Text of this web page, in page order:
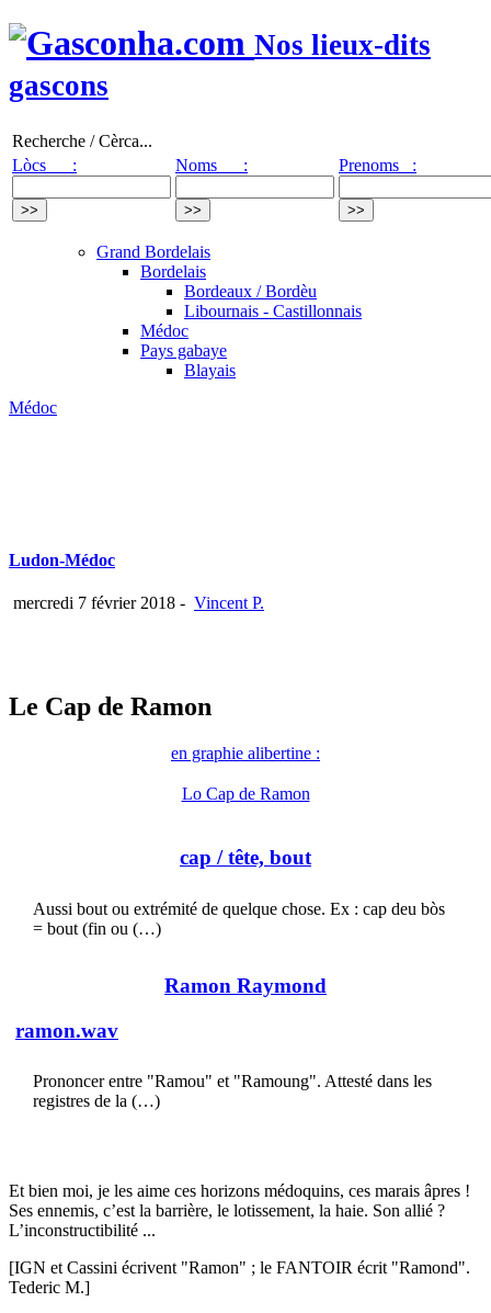
Nos lieux-dits
gascons
Recherche / Cèrca...
Lòcs :
Noms : Prenoms :
Grand Bordelais
Bordelais
Bordeaux / Bordèu
Libournais - Castillonnais
Médoc
Pays gabaye
Blayais
Médoc
Ludon-Médoc
mercredi 7 février 2018 - Vincent P.
Le Cap de Ramon
en graphie alibertine :
Lo Cap de Ramon
cap / tête, bout
Aussi bout ou extrémité de quelque chose. Ex : cap deu bòs
= bout (fin ou (…)
Ramon Raymond
ramon.wav
Prononcer entre "Ramou" et "Ramoung". Attesté dans les
registres de la (…)
Et bien moi, je les aime ces horizons médoquins, ces marais âpres !
Ses ennemis, c’est la barrière, le lotissement, la haie. Son allié ?
L’inconstructibilité ...
[IGN et Cassini écrivent "Ramon" ; le FANTOIR écrit "Ramond".
Tederic M.]